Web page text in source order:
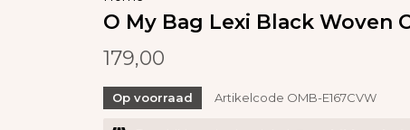
O My Bag Lexi Black Woven
179,00
Op voorraad Artikelcode OMB-E167CVW